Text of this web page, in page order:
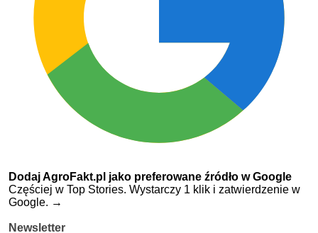
Dodaj AgroFakt.pl jako preferowane źródło w Google
Częściej w Top Stories. Wystarczy 1 klik i zatwierdzenie w
Google. →
Newsletter